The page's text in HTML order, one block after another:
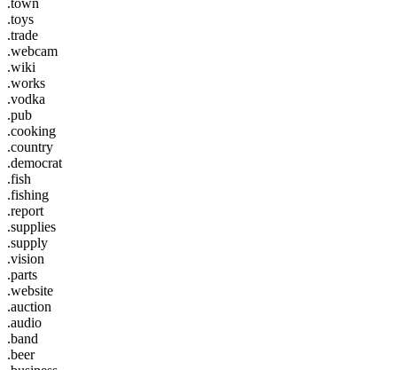
.toys
.trade
.webcam
.wiki
.works
.vodka
.pub
.cooking
.country
.democrat
.fish
.fishing
.report
.supplies
.supply
.vision
.parts
.website
.auction
.audio
.band
.beer